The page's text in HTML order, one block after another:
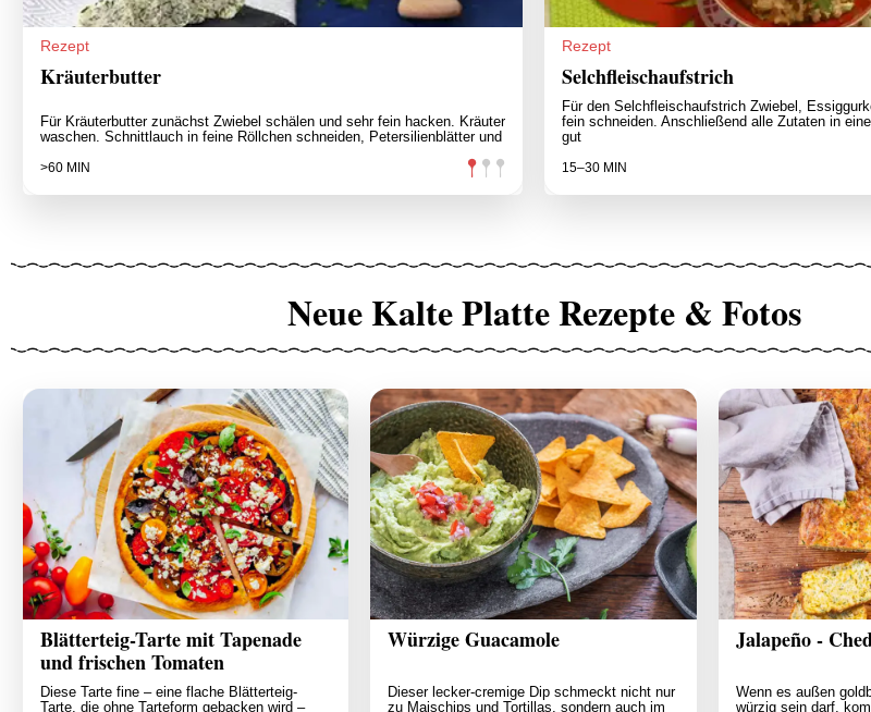
Rezept
Kräuterbutter
Für Kräuterbutter zunächst Zwiebel schälen und sehr fein hacken. Kräuter
waschen. Schnittlauch in feine Röllchen schneiden, Petersilienblätter und
>60 MIN
Rezept
Selchfleischaufstrich
Für den Selchfleischaufstrich Zwiebel,
fein schneiden. Anschließend alle Zutaten in
gut
15–30 MIN
Neue Kalte Platte Rezepte & Fotos
Blätterteig-Tarte mit Tapenade
und frischen Tomaten
Diese Tarte fine – eine flache Blätterteig-
Tarte, die ohne Tarteform gebacken wird –
Würzige Guacamole
Dieser lecker-cremige Dip schmeckt nicht nur
zu Maischips und Tortillas, sondern auch im
Jalapeño -
Wenn es außen
würzig sein darf,